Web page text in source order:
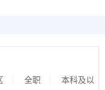
全职
本科及以